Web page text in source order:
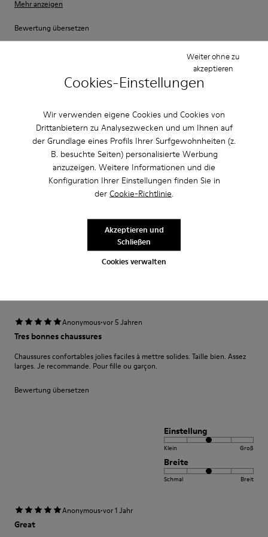
Cookies-Einstellungen
Wir verwenden eigene Cookies und Cookies von
Drittanbietern zu Analysezwecken und um Ihnen auf
der Grundlage eines Profils Ihrer Surfgewohnheiten (z.
B. besuchte Seiten) personalisierte Werbung
anzuzeigen. Weitere Informationen und die
Konfiguration Ihrer Einstellungen finden Sie in
der Cookie-Richtlinie.
Cookies verwalten
Weiter ohne zu
akzeptieren
Akzeptieren und
Schließen
Mehr anzeigen
Bewertung übersetzen
Einstellung
Klein
Schmal
Anonymous ·
Toll verarbeiteter super flexibler Konderschuh
Wie auch der Erwachsenen Schuh ist dieser Kinderschuh super
verarbeitet und mit einer flexiblen Sohle ausgestattet was für Kinderfüße
Klein
Anonymous·vor 5 Jahren
Tres bonnes chaussures
Chaussures confortables jolies faciles à mettre solides. Taille bien. Assez
larges. Je recommande. Pour fille ou garçon.
Bewertung übersetzen
Einstellung
Klein Groß
Breite
Schmal Breit
Anonymous·vor 1 Jahr
Great